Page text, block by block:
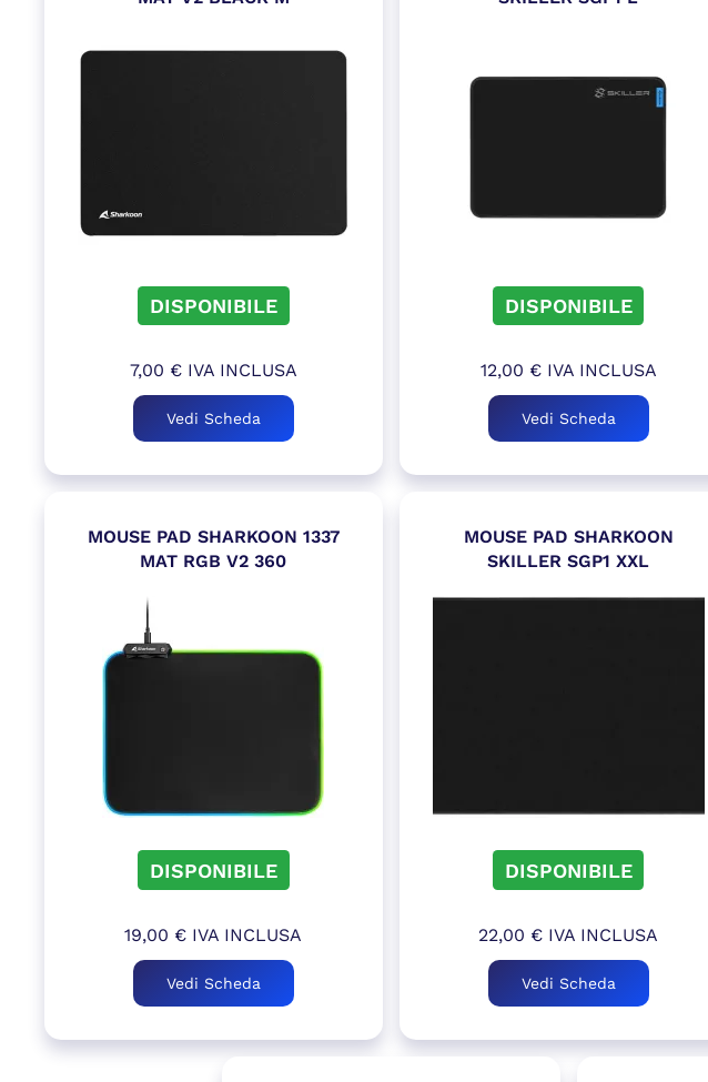
DISPONIBILE
7,00 €IVA INCLUSA
Vedi Scheda
DISPONIBILE
12,00 €IVA INCLUSA
Vedi Scheda
MOUSE PAD SHARKOON 1337
MAT RGB V2 360
DISPONIBILE
19,00 € IVA INCLUSA
Vedi Scheda
MOUSE PAD SHARKOON
SKILLER SGP1 XXL
DISPONIBILE
22,00 € IVA INCLUSA
Vedi Scheda